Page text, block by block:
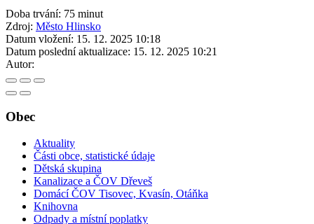
Doba trvání: 75 minut
Zdroj: Město Hlinsko
Datum vložení: 15. 12. 2025 10:18
Datum poslední aktualizace: 15. 12. 2025 10:21
Autor:
Obec
Aktuality
Části obce, statistické údaje
Dětská skupina
Kanalizace a ČOV Dřeveš
Domácí ČOV Tisovec, Kvasín, Otáňka
Knihovna
Odpady a místní poplatky